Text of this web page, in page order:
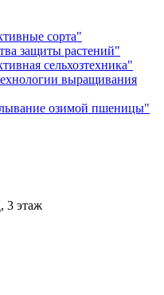
сорта"
защиты растений"
сельхозтехника"
выращивания
озимой пшеницы"
3 этаж